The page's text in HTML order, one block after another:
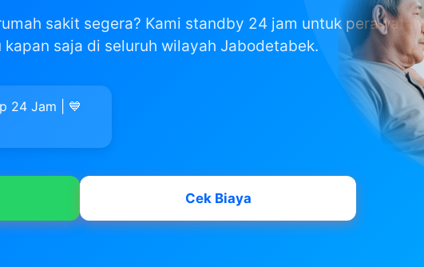
sakit segera? Kami standby 24 jam untuk perawatan
kapan saja di seluruh wilayah Jabodetabek.
24 Jam | 💙
Cek Biaya